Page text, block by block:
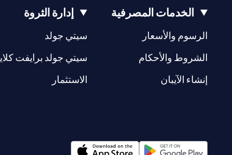
الخدمات المصرفية
الرسوم والأسعار
الشروط والأحكام
إنشاء الآيبان
إدارة الثروة
سيتي جولد
سيتي جولد برايفت
الاستثمار